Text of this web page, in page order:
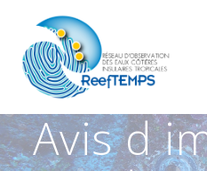
Avis d